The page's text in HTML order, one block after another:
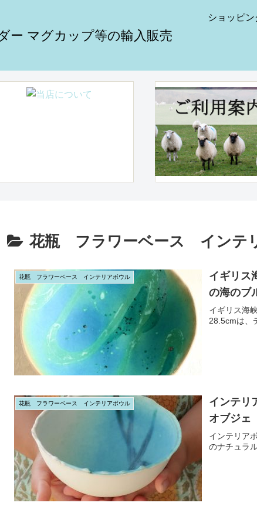
ショッピン
花瓶 フラワーベース インテ
花瓶 フラワーベース インテリアボウル
イギリス
の海のブ
イギリス海
28.5cmは、
花瓶 フラワーベース インテリアボウル
インテ
オブジェ
インテリア
のナチュラ